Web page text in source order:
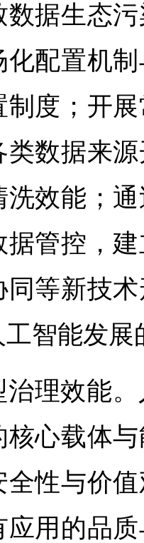
数据生态
化配置机
制度；开
类数据来
洗效能；
据管控，
同等新技
智能发展
治理效能
核心载体
全性与价
应用的品